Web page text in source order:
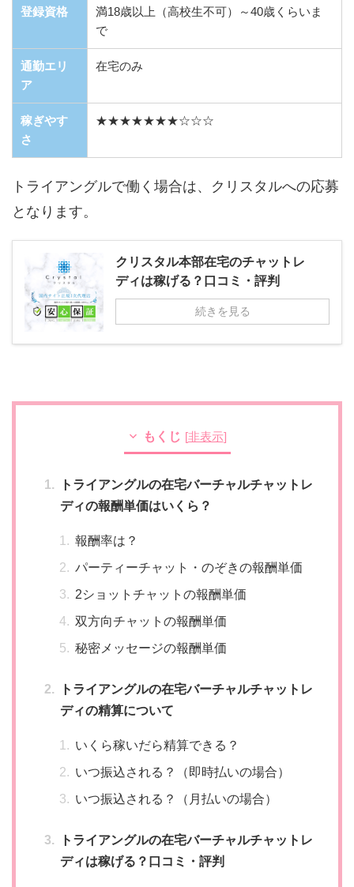
登録資格
満18歳以上（高校生不可）～40歳くらいま
で
通勤エリ
ア
在宅のみ
稼ぎやす
さ
★★★★★★★☆☆☆
トライアングルで働く場合は、クリスタルへの応募
となります。
クリスタル本部在宅のチャットレ
ディは稼げる？口コミ・評判
続きを見る
もくじ [非表示]
トライアングルの在宅バーチャルチャットレ
ディの報酬単価はいくら？
報酬率は？
パーティーチャット・のぞきの報酬単価
2ショットチャットの報酬単価
双方向チャットの報酬単価
秘密メッセージの報酬単価
トライアングルの在宅バーチャルチャットレ
ディの精算について
いくら稼いだら精算できる？
いつ振込される？（即時払いの場合）
いつ振込される？（月払いの場合）
トライアングルの在宅バーチャルチャットレ
ディは稼げる？口コミ・評判